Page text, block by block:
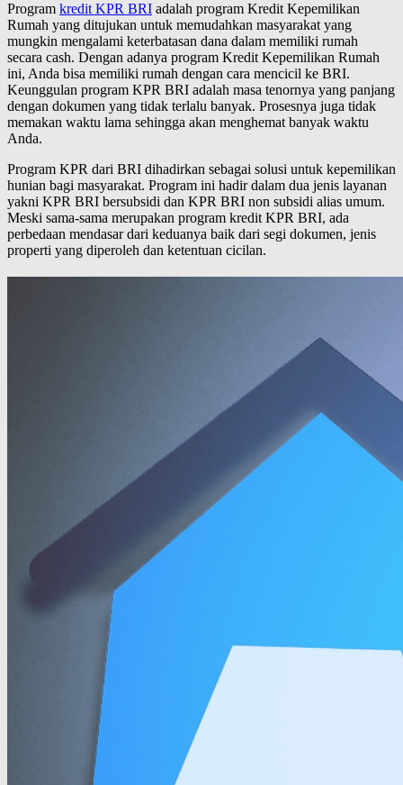
Program kredit KPR BRI adalah program Kredit Kepemilikan
Rumah yang ditujukan untuk memudahkan masyarakat yang
mungkin mengalami keterbatasan dana dalam memiliki rumah
secara cash. Dengan adanya program Kredit Kepemilikan Rumah
ini, Anda bisa memiliki rumah dengan cara mencicil ke BRI.
Keunggulan program KPR BRI adalah masa tenornya yang panjang
dengan dokumen yang tidak terlalu banyak. Prosesnya juga tidak
memakan waktu lama sehingga akan menghemat banyak waktu
Anda.
Program KPR dari BRI dihadirkan sebagai solusi untuk kepemilikan
hunian bagi masyarakat. Program ini hadir dalam dua jenis layanan
yakni KPR BRI bersubsidi dan KPR BRI non subsidi alias umum.
Meski sama-sama merupakan program kredit KPR BRI, ada
perbedaan mendasar dari keduanya baik dari segi dokumen, jenis
properti yang diperoleh dan ketentuan cicilan.